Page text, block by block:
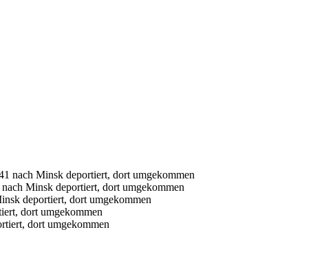
nach Minsk deportiert, dort umgekommen
Minsk deportiert, dort umgekommen
deportiert, dort umgekommen
dort umgekommen
dort umgekommen